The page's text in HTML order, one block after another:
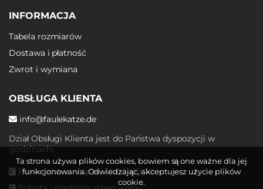
INFORMACJA
Tabela rozmiarów
Dostawa i płatność
Zwrot i wymiana
OBSŁUGA KLIENTA
info@faulekatze.de
Dział Obsługi Klienta jest do Państwa dyspozycji w
godzinach:
Poniedziałek - piątek: 10:00 - 19:00
Ta strona używa plików cookies, bowiem są one ważne dla jej
funkcjonowania. Odwiedzając, akceptujesz użycie plików
cookie.